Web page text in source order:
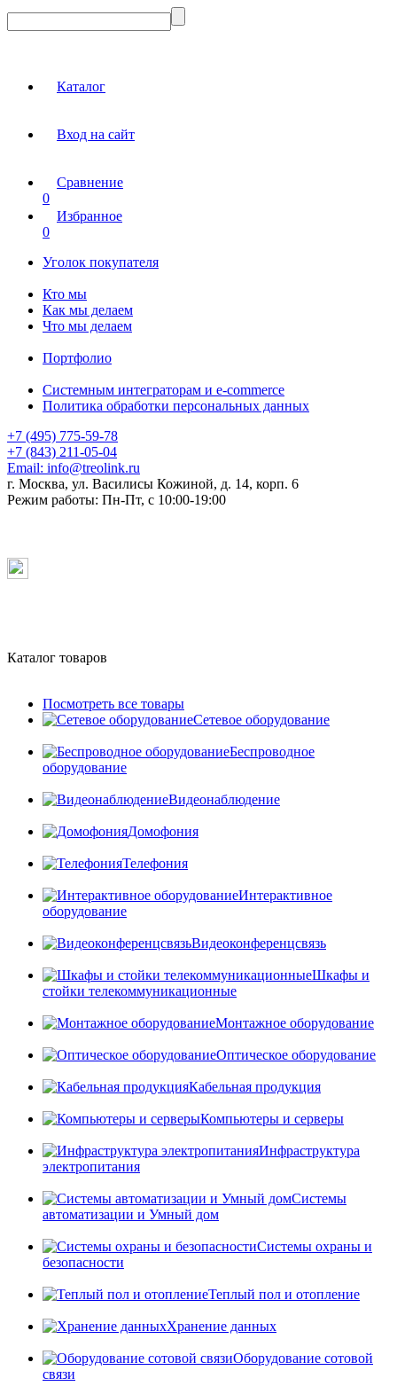
Каталог
Вход на сайт
Сравнение
0
Избранное
0
Уголок покупателя
Кто мы
Как мы делаем
Что мы делаем
Портфолио
Системным интеграторам и e-commerce
Политика обработки персональных данных
+7 (495) 775-59-78
+7 (843) 211-05-04
Email: info@treolink.ru
г. Москва, ул. Василисы Кожиной, д. 14, корп. 6
Режим работы: Пн-Пт, с 10:00-19:00
Каталог товаров
Посмотреть все товары
Сетевое оборудование
Беспроводное
оборудование
Видеонаблюдение
Домофония
Телефония
Интерактивное
оборудование
Видеоконференцсвязь
Шкафы и
стойки телекоммуникационные
Монтажное оборудование
Оптическое оборудование
Кабельная продукция
Компьютеры и серверы
Инфраструктура
электропитания
Системы
автоматизации и Умный дом
Системы охраны и
безопасности
Теплый пол и отопление
Хранение данных
Оборудование сотовой
связи